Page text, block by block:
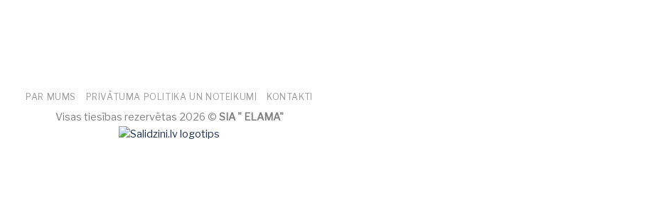
PAR MUMS PRIVĀTUMA POLITIKA UN NOTEIKUMI KONTAKTI
Visas tiesības rezervētas 2026 © SIA " ELAMA"